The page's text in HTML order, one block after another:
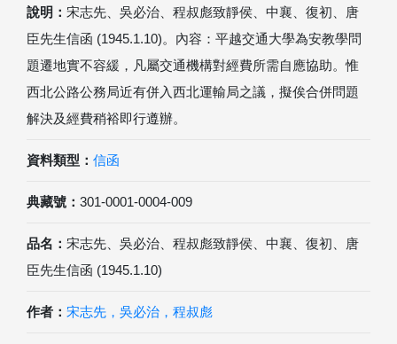
說明： 宋志先、吳必治、程叔彪致靜侯、中襄、復初、唐
臣先生信函 (1945.1.10)。內容：平越交通大學為安教學問
題遷地實不容緩，凡屬交通機構對經費所需自應協助。惟
西北公路公務局近有併入西北運輸局之議，擬俟合併問題
解決及經費稍裕即行遵辦。
資料類型： 信函
典藏號： 301-0001-0004-009
品名： 宋志先、吳必治、程叔彪致靜侯、中襄、復初、唐
臣先生信函 (1945.1.10)
作者： 宋志先，吳必治，程叔彪